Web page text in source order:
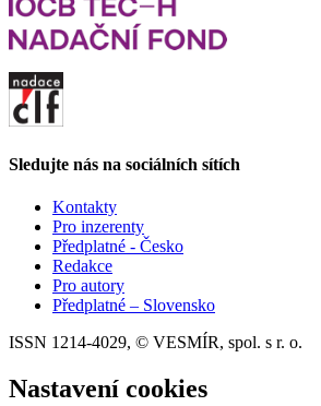
Sledujte nás na sociálních sítích
Kontakty
Pro inzerenty
Předplatné - Česko
Redakce
Pro autory
Předplatné – Slovensko
ISSN 1214-4029, © VESMÍR, spol. s r. o.
Nastavení cookies